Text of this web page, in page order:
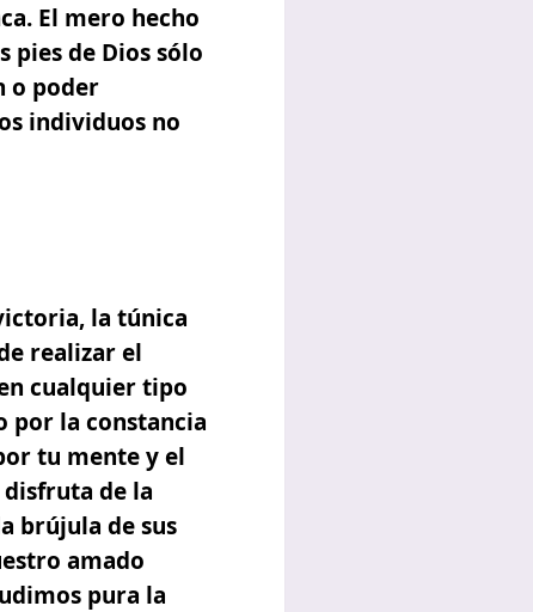
El mero hecho
pies de Dios sólo
o poder
individuos no
la túnica
realizar el
cualquier tipo
por la constancia
tu mente y el
de la
brújula de sus
amado
pura la